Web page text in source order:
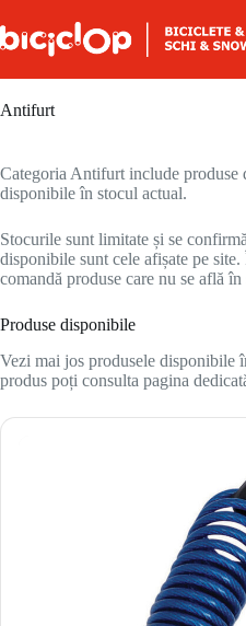
Antifurt
Categoria Antifurt include produse
disponibile în stocul actual.
Stocurile sunt limitate și se
disponibile sunt cele afișate pe
comandă produse care nu se află
Produse disponibile
Vezi mai jos produsele disponibile
produs poți consulta pagina